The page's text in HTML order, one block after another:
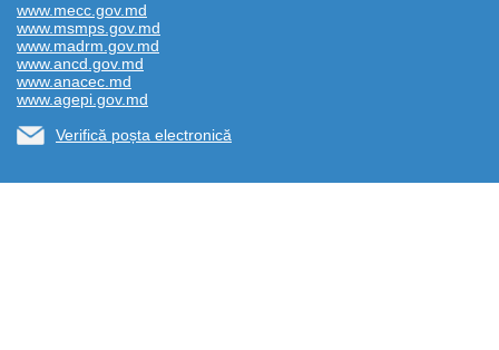
www.mecc.gov.md
www.msmps.gov.md
www.madrm.gov.md
www.ancd.gov.md
www.anacec.md
www.agepi.gov.md
Verifică poșta electronică